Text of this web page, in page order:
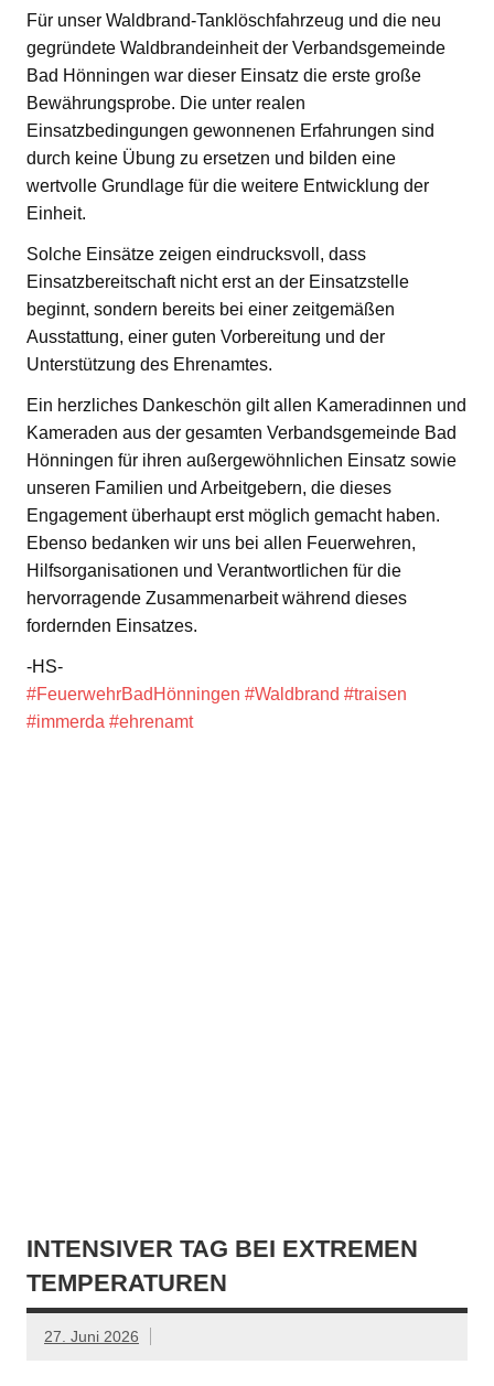
Für unser Waldbrand-Tanklöschfahrzeug und die neu
gegründete Waldbrandeinheit der Verbandsgemeinde
Bad Hönningen war dieser Einsatz die erste große
Bewährungsprobe. Die unter realen
Einsatzbedingungen gewonnenen Erfahrungen sind
durch keine Übung zu ersetzen und bilden eine
wertvolle Grundlage für die weitere Entwicklung der
Einheit.
Solche Einsätze zeigen eindrucksvoll, dass
Einsatzbereitschaft nicht erst an der Einsatzstelle
beginnt, sondern bereits bei einer zeitgemäßen
Ausstattung, einer guten Vorbereitung und der
Unterstützung des Ehrenamtes.
Ein herzliches Dankeschön gilt allen Kameradinnen und
Kameraden aus der gesamten Verbandsgemeinde Bad
Hönningen für ihren außergewöhnlichen Einsatz sowie
unseren Familien und Arbeitgebern, die dieses
Engagement überhaupt erst möglich gemacht haben.
Ebenso bedanken wir uns bei allen Feuerwehren,
Hilfsorganisationen und Verantwortlichen für die
hervorragende Zusammenarbeit während dieses
fordernden Einsatzes.
-HS-
#FeuerwehrBadHönningen #Waldbrand #traisen
#immerda #ehrenamt
INTENSIVER TAG BEI EXTREMEN
TEMPERATUREN
27. Juni 2026